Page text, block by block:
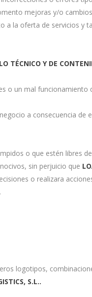
mejoras y/o
la oferta de servicios y
TÉCNICO Y DE
o un mal
a consecuencia
o que estén libres
sin perjuicio que
o realizara
logotipos,
S.L..